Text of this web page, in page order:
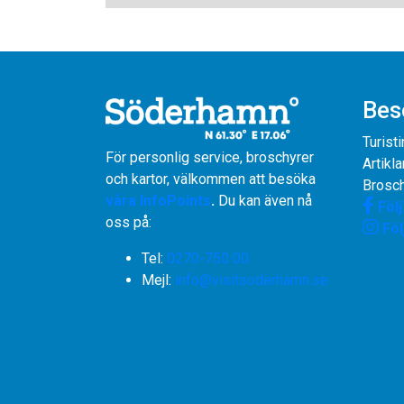
För personlig service, broschyrer
och kartor, välkommen att besöka
våra InfoPoints. Du kan även nå
oss på:
Tel: 0270-750 00
​​​​​​​Mejl: info@visitsoderhamn.se